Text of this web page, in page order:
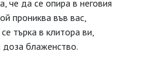
че да се опира в неговия
прониква във вас,
търка в клитора ви,
доза блаженство.